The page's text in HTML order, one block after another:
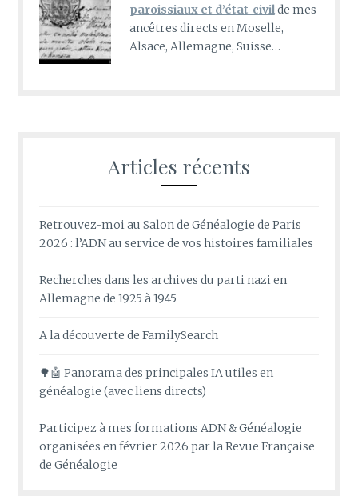
paroissiaux et d’état-civilde mes
ancêtres directs en Moselle,
Alsace, Allemagne, Suisse…
Articles récents
Retrouvez-moi au Salon de Généalogie de Paris
2026 : l’ADN au service de vos histoires familiales
Recherches dans les archives du parti nazi en
Allemagne de 1925 à 1945
A la découverte de FamilySearch
🌳🤖 Panorama des principales IA utiles en
généalogie (avec liens directs)
Participez à mes formations ADN & Généalogie
organisées en février 2026 par la Revue Française
de Généalogie